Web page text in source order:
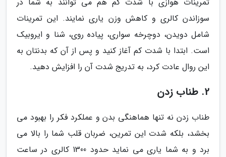
سوزاندن کالری و کاهش وزن یاری نمایند. این تمرینات
شامل دویدن، دوچرخه سواری، پیاده روی، شنا و ایروبیک
است. ابتدا با شدت کم آغاز کنید و پس از آن که بدنتان به
این روال عادت کرد، به تدریج شدت آن را افزایش دهید.
2. طناب زدن
طناب زدن نه تنها هماهنگی بدن و عملکرد فکر را بهبود می
بخشد، بلکه شدت این تمرین، ضربان قلب شما را بالا می
برد و به شما یاری می نماید حدود 1300 کالری در ساعت